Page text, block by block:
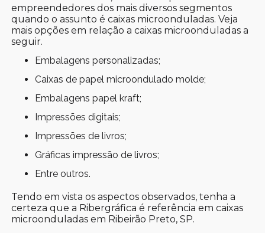
empreendedores dos mais diversos segmentos
quando o assunto é caixas microonduladas. Veja
mais opções em relação a caixas microonduladas a
seguir.
embalagens personalizadas;
caixas de papel microondulado molde;
embalagens papel kraft;
impressões digitais;
impressões de livros;
gráficas impressão de livros;
entre outros.
Tendo em vista os aspectos observados, tenha a
certeza que a Ribergráfica é referência em caixas
microonduladas em Ribeirão Preto, SP.